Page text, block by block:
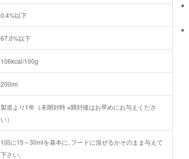
0.4%以下
67.0%以下
106kcal/100g
200ml
製造より1年（未開封時 ※開封後はお早めにお与えくださ
い）
1回に15～30mlを基本に､フードに混ぜるかそのまま与えて
下さい。